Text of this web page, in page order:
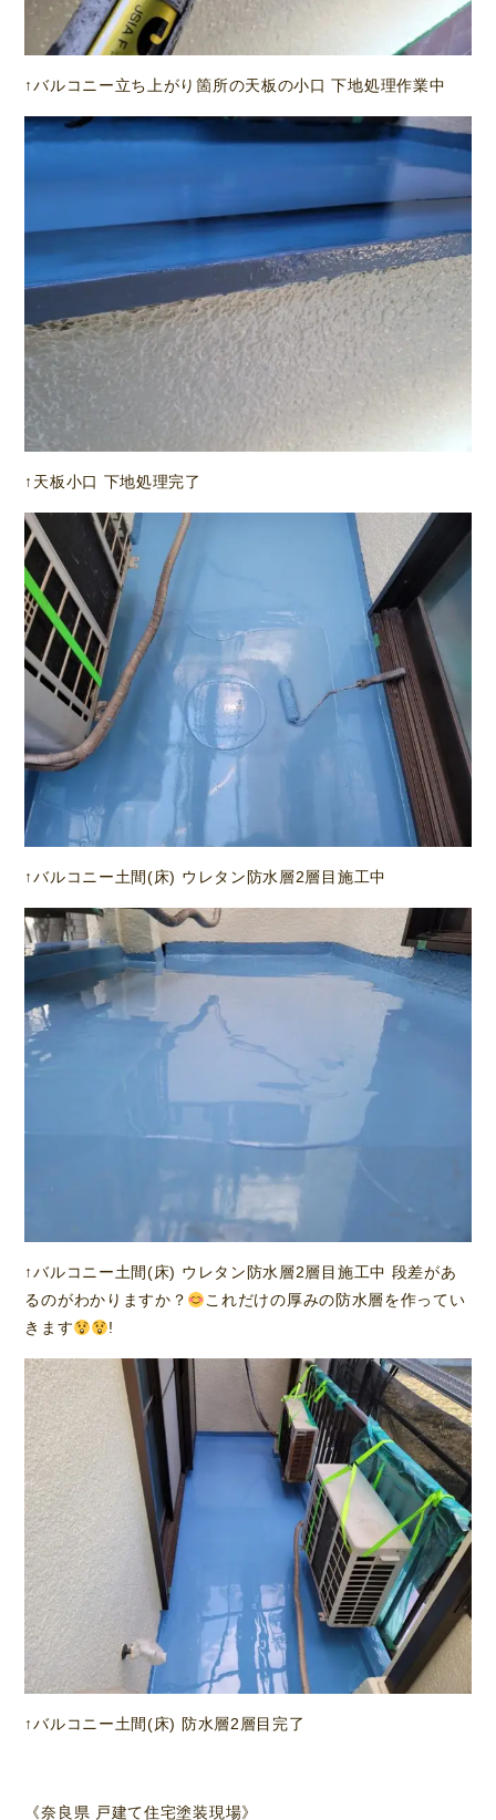
↑バルコニー立ち上がり箇所の天板の小口 下地処理作業中
↑天板小口 下地処理完了
↑バルコニー土間(床) ウレタン防水層2層目施工中
↑バルコニー土間(床) ウレタン防水層2層目施工中 段差があ
るのがわかりますか？
これだけの厚みの防水層を作ってい
きます
!
↑バルコニー土間(床) 防水層2層目完了
《奈良県 戸建て住宅塗装現場》